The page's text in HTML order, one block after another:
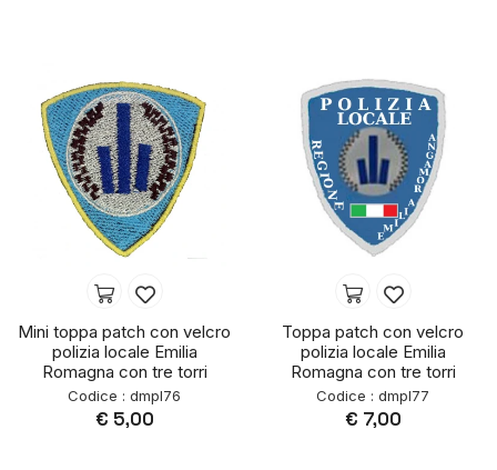
Mini toppa patch con velcro
polizia locale Emilia
Romagna con tre torri
Codice : dmpl76
€ 5,00
Toppa patch con velcro
polizia locale Emilia
Romagna con tre torri
Codice : dmpl77
€ 7,00